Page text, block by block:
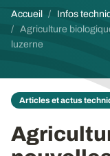
Fil d'Ariane
Accueil
Infos
Agriculture
luzerne
Articles et actus